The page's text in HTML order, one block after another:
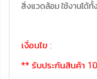
สิ่งแวดล้อม ใช้งานได้ทั้
เงื่อนไข :
** รับประกันสินค้า 1ปี